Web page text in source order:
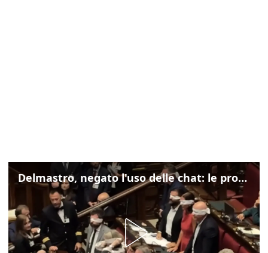
Delmastro, negato l'uso delle chat: le proteste di Avs e M5s